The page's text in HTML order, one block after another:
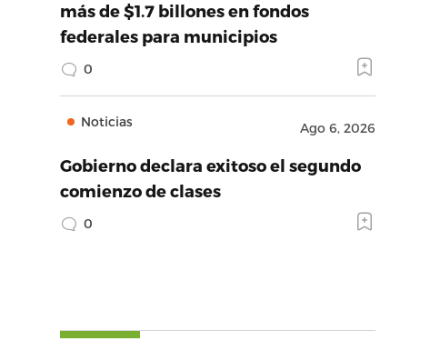
más de $1.7 billones en fondos
federales para municipios
0
Noticias Ago 6, 2026
Gobierno declara exitoso el segundo
comienzo de clases
0